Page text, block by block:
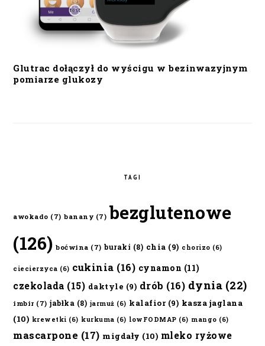
Glutrac dołączył do wyścigu w bezinwazyjnym
pomiarze glukozy
TAGI
awokado (7) banany (7) bezglutenowe
(126) boćwina (7) buraki (8) chia (9) chorizo (6)
ciecierzyca (6) cukinia (16) cynamon (11)
czekolada (15) daktyle (9) drób (16) dynia (22)
imbir (7) jabłka (8) jarmuż (6) kalafior(9) kasza jaglana
(10) krewetki (6) kurkuma (6) lowFODMAP (6) mango (6)
mascarpone (17) migdały (10) mleko ryżowe